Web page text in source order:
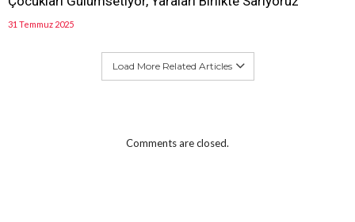
31 Temmuz 2025
Load More Related Articles
Comments are closed.